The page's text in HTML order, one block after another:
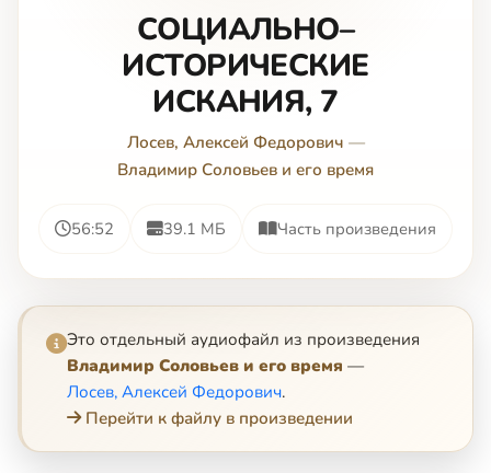
СОЦИАЛЬНО–
ИСТОРИЧЕСКИЕ
ИСКАНИЯ, 7
Лосев, Алексей Федорович —
Владимир Соловьев и его время
56:52 39.1 МБ Часть произведения
Это отдельный аудиофайл из произведения
Владимир Соловьев и его время —
Лосев, Алексей Федорович.
Перейти к файлу в произведении